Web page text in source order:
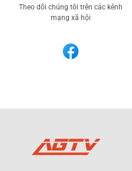
Theo dõi chúng tôi trên các kênh
mạng xã hội